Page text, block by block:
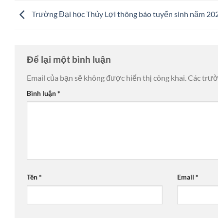
Trường Đại học Thủy Lợi thông báo tuyển sinh năm
Để lại một bình luận
Email của bạn sẽ không được hiển thị công khai. Các
Bình luận*
Tên* Email*